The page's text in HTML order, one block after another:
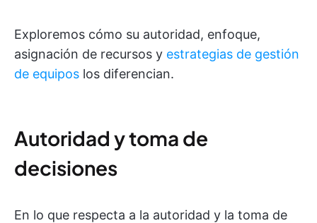
Exploremos cómo su autoridad, enfoque,
asignación de recursos y estrategias de gestión
de equipos los diferencian.
Autoridad y toma de
decisiones
En lo que respecta a la autoridad y la toma de